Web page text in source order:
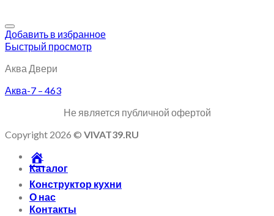
Добавить в избранное
Быстрый просмотр
Аква Двери
Аква-7 – 463
Не является публичной офертой
Copyright 2026 © VIVAT39.RU
Каталог
Конструктор кухни
О нас
Контакты